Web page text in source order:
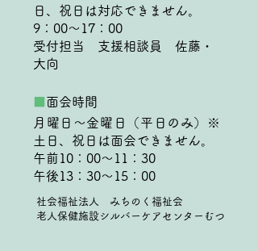
日、祝日は対応できません。
9：00～17：00
受付担当 支援相談員 佐藤・
大向
面会時間
月曜日～金曜日（平日のみ）※
土日、祝日は面会できません。
午前10：00～11：30
午後13：30～15：00
​社会福祉法人 みちのく福祉会
老人保健施設シルバーケアセンターむつ